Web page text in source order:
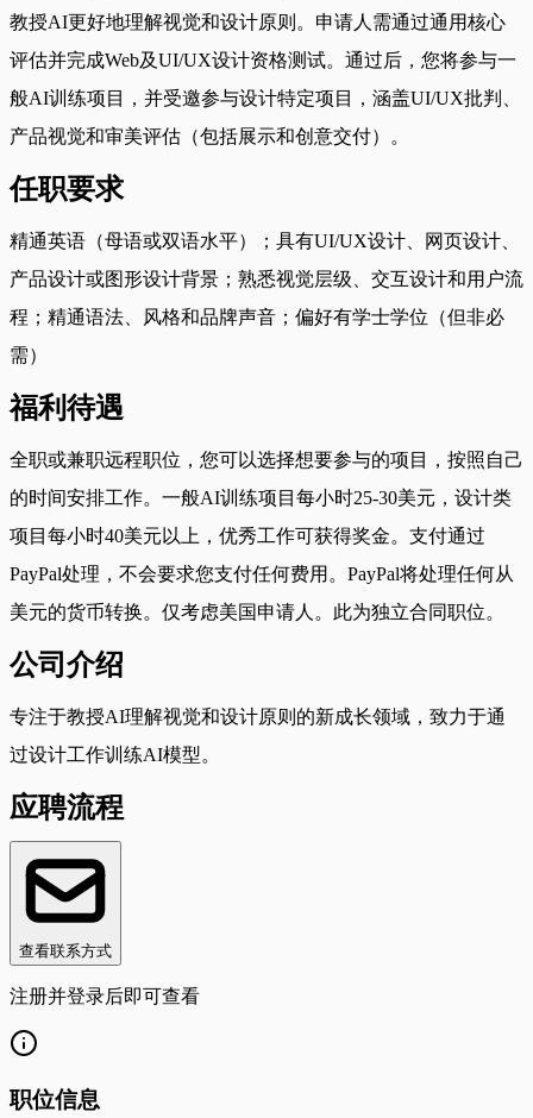
教授AI更好地理解视觉和设计原则。申请人需通过通用核心
评估并完成Web及UI/UX设计资格测试。通过后，您将参与一
般AI训练项目，并受邀参与设计特定项目，涵盖UI/UX批判、
产品视觉和审美评估（包括展示和创意交付）。
任职要求
精通英语（母语或双语水平）；具有UI/UX设计、网页设计、
产品设计或图形设计背景；熟悉视觉层级、交互设计和用户流
程；精通语法、风格和品牌声音；偏好有学士学位（但非必
需）
福利待遇
全职或兼职远程职位，您可以选择想要参与的项目，按照自己
的时间安排工作。一般AI训练项目每小时25-30美元，设计类
项目每小时40美元以上，优秀工作可获得奖金。支付通过
PayPal处理，不会要求您支付任何费用。PayPal将处理任何从
美元的货币转换。仅考虑美国申请人。此为独立合同职位。
公司介绍
专注于教授AI理解视觉和设计原则的新成长领域，致力于通
过设计工作训练AI模型。
应聘流程
查看联系方式
注册并登录后即可查看
职位信息